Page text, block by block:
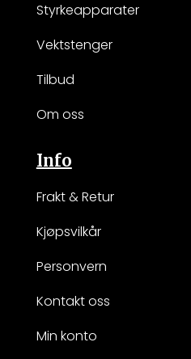
Styrkeapparater
Vektstenger
Tilbud
Om oss
Info
Frakt & Retur
Kjøpsvilkår
Personvern
Kontakt oss
Min konto